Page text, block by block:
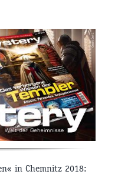
in Chemnitz 2018: